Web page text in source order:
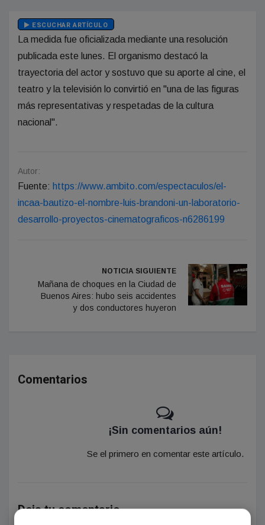
ESCUCHAR ARTÍCULO
La medida fue oficializada mediante una resolución
publicada este lunes. El organismo destacó la
trayectoria del actor y sostuvo que su aporte al cine, el
teatro y la televisión lo convirtió en "una de las figuras
más representativas y respetadas de la cultura
nacional".
Autor:
Fuente: https://www.ambito.com/espectaculos/el-
incaa-bautizo-el-nombre-luis-brandoni-un-laboratorio-
desarrollo-proyectos-cinematograficos-n6286199
NOTICIA SIGUIENTE
Mañana de choques en la Ciudad de
Buenos Aires: hubo seis accidentes
y dos conductores huyeron
Comentarios
¡Sin comentarios aún!
Se el primero en comentar este artículo.
Deja tu comentario